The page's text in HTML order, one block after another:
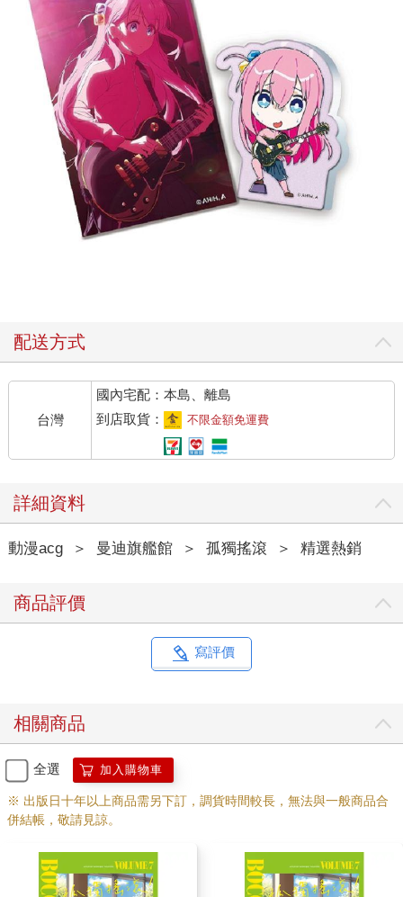
配送方式
台灣
國內宅配：本島、離島
到店取貨：
不限金額免運費
詳細資料
動漫acg ＞ 曼迪旗艦館 ＞ 孤獨搖滾 ＞ 精選熱銷
商品評價
寫評價
相關商品
全選 加入購物車
※ 出版日十年以上商品需另下訂，調貨時間較長，無法與一般商品合
併結帳，敬請見諒。